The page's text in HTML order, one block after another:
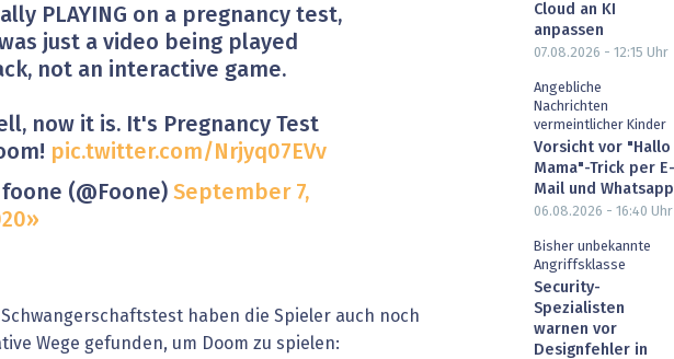
PLAYING on a pregnancy test,
just a video being played
not an interactive game.
now it is. It's Pregnancy Test
pic.twitter.com/Nrjyq07EVv
(@Foone) September 7,
haben die Spieler auch noch
Wege gefunden, um Doom zu spielen:
Cloud an KI
anpassen
07.08.2026 - 12:15 Uhr
Angebliche
Nachrichten
vermeintlicher Kinder
Vorsicht vor "Hallo
Mama"-Trick per E-
Mail und Whatsapp
06.08.2026 - 16:40 Uhr
Bisher unbekannte
Angriffsklasse
Security-
Spezialisten
warnen vor
Designfehler in